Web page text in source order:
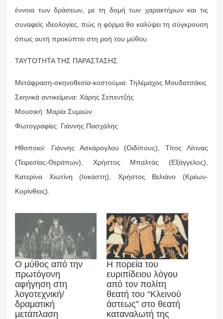
έννοια των δράσεων, με τη δομή των χαρακτήρων και τις
συναφείς ιδεολογίες, πώς η φόρμα θα καλύψει τη σύγκρουση
όπως αυτή προκύπτει στη ροή του μύθου.
ΤΑΥΤΟΤΗΤΑ ΤΗΣ ΠΑΡΑΣΤΑΣΗΣ
Μετάφραση-σκηνοθεσία-κοστούμια: Τηλέμαχος Μουδατσάκις
Σκηνικά αντικείμενα: Χάρης Σεπεντζής
Μουσική: Μαρία Συμεών
Φωτογραφίες: Γιάννης Πασχάλης
Ηθοποιοί: Γιάννης Ασκάρογλου (Οιδίπους), Τίτος Λίτινας
(Τειρεσίας-Θεράπων), Χρήστος Μπαλτάς (Εξάγγελος),
Κατερίνα Χιωτίνη (Ιοκάστη), Χρήστος Βελιάνο (Κρέων-
Κορίνθιος).
Ο μύθος από την
πρωτόγονη
αφήγηση στη
λογοτεχνική/
δραματική
μετάπλαση
Η πορεία του
ευριπίδειου λόγου
από τον πολίτη
θεατή του “Κλεινού
άστεως” στο θεατή
καταναλωτή της